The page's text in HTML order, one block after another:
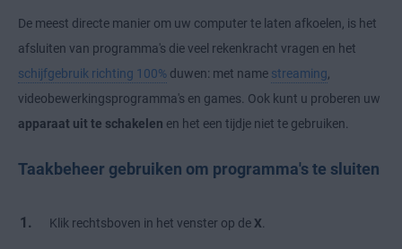
De meest directe manier om uw computer te laten afkoelen, is het
afsluiten van programma's die veel rekenkracht vragen en het
schijfgebruik richting 100% duwen: met name streaming,
videobewerkingsprogramma's en games. Ook kunt u proberen uw
apparaat uit te schakelen en het een tijdje niet te gebruiken.
Taakbeheer gebruiken om programma's te sluiten
Klik rechtsboven in het venster op deX.